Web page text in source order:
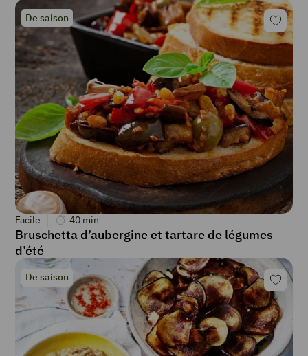
De saison
Facile 40 min
Bruschetta d’aubergine et tartare de légumes
d’été
De saison